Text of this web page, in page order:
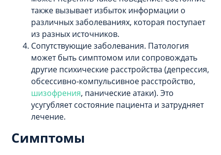
также вызывает избыток информации о
различных заболеваниях, которая поступает
из разных источников.
Сопутствующие заболевания. Патология
может быть симптомом или сопровождать
другие психические расстройства (депрессия,
обсессивно-компульсивное расстройство,
шизофрения, панические атаки). Это
усугубляет состояние пациента и затрудняет
лечение.
Симптомы